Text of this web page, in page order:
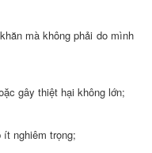
mà không phải do mình
gây thiệt hại không lớn;
nghiêm trọng;